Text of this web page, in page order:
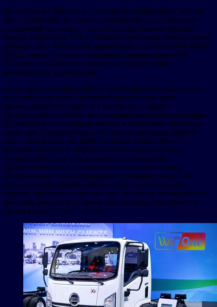
На недавней Глобальной партнерской конференции Weichai
NECV ключевые анонсы сигнализировали об ускоренной
глобальной экспансии. С этого года зарубежные продажи
бренда выросли на 71% в годовом исчислении, демонстрируя
сильный рост. Между тем, зарубежный стратегический бренд
SDAC запустил новую глобальную линейку продуктов,
повысив конкурентоспособность в секторе легких
коммерческих автомобилей.
На конференции бренд SDAC представил несколько новых
моделей, в том числе грузовики средней и высокой
грузоподъемности серии N и грузовики средней
грузоподъемности N18, охватывающие различные сценарии
от городской логистики до средне- и дальнемагистральных
перевозок. Примечательно, что легкие грузовики серии N
привлекли внимание своей «системой Golden Power» и
ведущей топливной эффективностью, предлагая такие
преимущества, как легкая конструкция, высокая
грузоподъемность и длительные циклы технического
обслуживания. Среднетоннажные грузовики серии N18
оснащены двигателями Weichai и быстрыми коробками
передач, предлагающими высокую мощность и комплексные
функции для удовлетворения транспортных потребностей
грузов весом 12 тонн и более.